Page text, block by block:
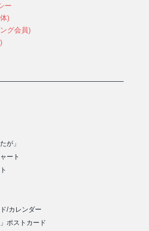
ー
)
グ会員)
が」
ート
/カレンダー
ポストカード